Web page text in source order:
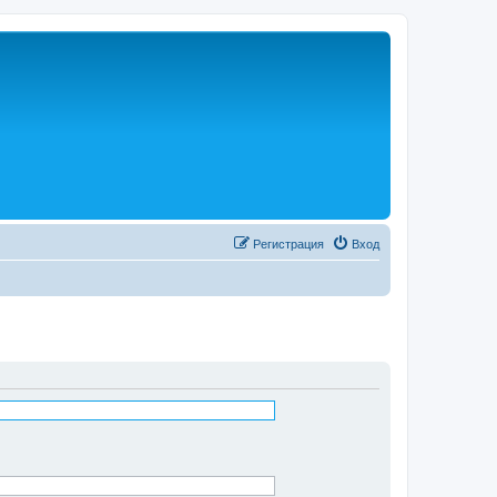
Вход
Регистрация